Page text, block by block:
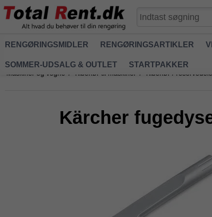
RENGØRINGSMIDLER RENGØRINGSARTIKLER
SOMMER-UDSALG & OUTLET STARTPAKKER
Maskiner og vogne / Tilbehør til maskiner / Tilbehør /
Kärcher